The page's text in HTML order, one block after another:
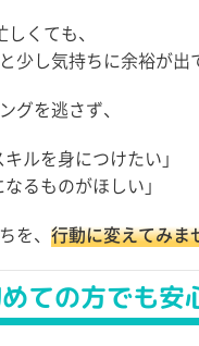
くても、
少し気持ちに余裕が出
グを逃さず、
キルを身につけたい」
なるものがほしい」
を、 行動に変えてみま
ての方でも安